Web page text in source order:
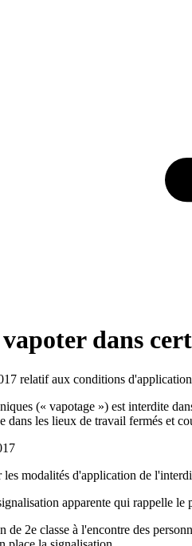
dans
relatif aux conditions
(« vapotage ») est interdite
dans les lieux de travail fermés et
les modalités d'application de
apparente qui rappelle
2e classe à l'encontre des